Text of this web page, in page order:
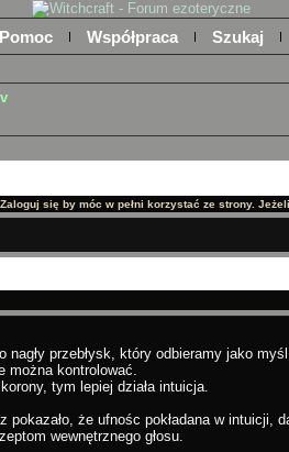
Pomoc Współpraca Szukaj
się by móc w pełni korzystać ze strony.
nagły przebłysk, który odbieramy jako
można kontrolować.
tym lepiej działa intuicja.
pokazało, że ufnośc pokładana w intuicji,
wewnętrznego głosu.